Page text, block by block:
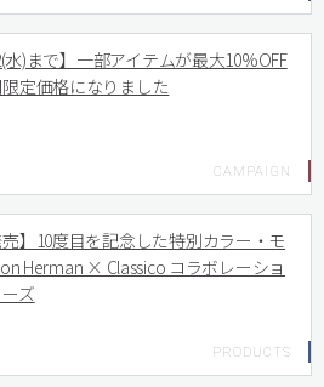
水)まで】一部アイテムが最大10%OFF
定価格になりました
売】10度目を記念した特別カラー・モ
Herman × Classico コラボレーショ
ズ